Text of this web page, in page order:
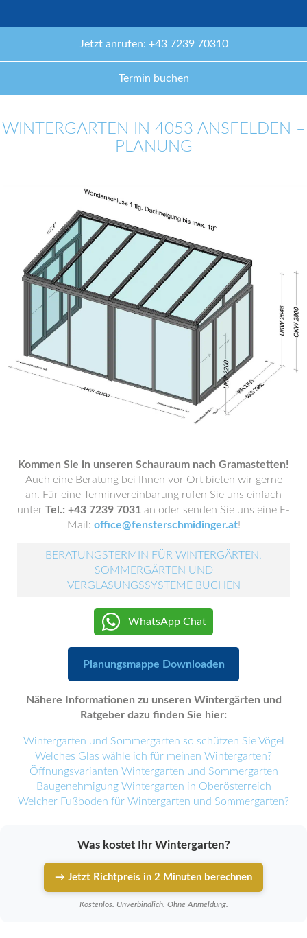
Jetzt anrufen: +43 7239 70310
Termin buchen
WINTERGARTEN IN 4053 ANSFELDEN –
PLANUNG
Kommen Sie in unseren Schauraum nach Gramastetten!
Auch eine Beratung bei Ihnen vor Ort bieten wir gerne
an. Für eine Terminvereinbarung rufen Sie uns einfach
unter Tel.: +43 7239 7031 an oder senden Sie uns eine E-
Mail: office@fensterschmidinger.at!
BERATUNGSTERMIN FÜR WINTERGÄRTEN,
SOMMERGÄRTEN UND
VERGLASUNGSSYSTEME BUCHEN
WhatsApp Chat
Planungsmappe Downloaden
Nähere Informationen zu unseren Wintergärten und
Ratgeber dazu finden Sie hier:
Wintergarten und Sommergarten so schützen Sie Vögel
Welches Glas wähle ich für meinen Wintergarten?
Öffnungsvarianten Wintergarten und Sommergarten
Baugenehmigung Wintergarten in Oberösterreich
Welcher Fußboden für Wintergarten und Sommergarten?
Was kostet Ihr Wintergarten?
→ Jetzt Richtpreis in 2 Minuten berechnen
Kostenlos. Unverbindlich. Ohne Anmeldung.